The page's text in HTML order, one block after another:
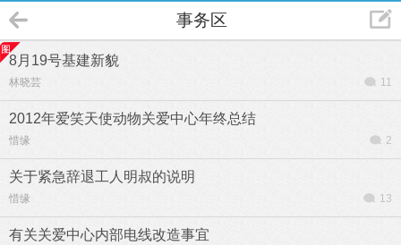
事务区
8月19号基建新貌
林晓芸 11
2012年爱笑天使动物关爱中心年终总结
惜缘 2
关于紧急辞退工人明叔的说明
惜缘 13
有关关爱中心内部电线改造事宜